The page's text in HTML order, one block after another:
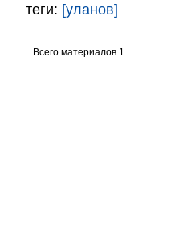
теги: [уланов]
Всего материалов 1